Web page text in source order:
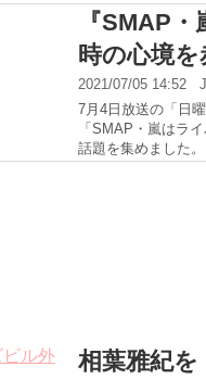
『SMAP
時の心境を
2021/07/05 14:52
7月4日放送の「日
「SMAP・嵐はラ
話題を集めました
相葉雅紀